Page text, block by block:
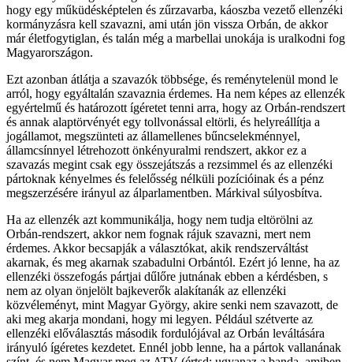
hogy egy műküdésképtelen és zűrzavarba, káoszba vezető ellenzéki
kormányzásra kell szavazni, ami után jön vissza Orbán, de akkor
már életfogytiglan, és talán még a marbellai unokája is uralkodni fog
Magyarországon.
Ezt azonban átlátja a szavazók többsége, és reménytelenül mond le
arról, hogy egyáltalán szavaznia érdemes. Ha nem képes az ellenzék
egyértelmű és határozott ígéretet tenni arra, hogy az Orbán-rendszert
és annak alaptörvényét egy tollvonással eltörli, és helyreállítja a
jogállamot, megszünteti az államellenes bűncselekménnyel,
államcsínnyel létrehozott önkényuralmi rendszert, akkor ez a
szavazás megint csak egy összejátszás a rezsimmel és az ellenzéki
pártoknak kényelmes és felelősség nélküli pozícióinak és a pénz
megszerzésére irányul az álparlamentben. Márkival súlyosbítva.
Ha az ellenzék azt kommunikálja, hogy nem tudja eltörölni az
Orbán-rendszert, akkor nem fognak rájuk szavazni, mert nem
érdemes. Akkor becsapják a választókat, akik rendszerváltást
akarnak, és meg akarnak szabadulni Orbántól. Ezért jó lenne, ha az
ellenzéki összefogás pártjai dűlőre jutnának ebben a kérdésben, s
nem az olyan önjelölt bajkeverők alakítanák az ellenzéki
közvéleményt, mint Magyar György, akire senki nem szavazott, de
aki meg akarja mondani, hogy mi legyen. Például szétverte az
ellenzéki előválasztás második fordulójával az Orbán leváltására
irányuló ígéretes kezdetet. Ennél jobb lenne, ha a pártok vallanának